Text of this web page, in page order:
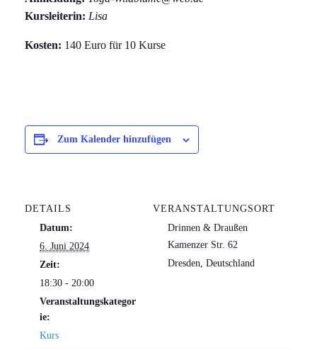
Kursleiterin: Lisa
Kosten: 140 Euro für 10 Kurse
Zum Kalender hinzufügen
DETAILS
Datum:
6. Juni 2024
Zeit:
18:30 - 20:00
Veranstaltungskategor
ie:
Kurs
VERANSTALTUNGSORT
Drinnen & Draußen
Kamenzer Str. 62
Dresden, Deutschland